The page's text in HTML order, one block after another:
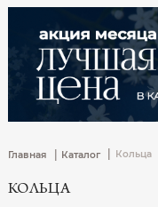
Главная | Каталог Кольца
КОЛЬЦА